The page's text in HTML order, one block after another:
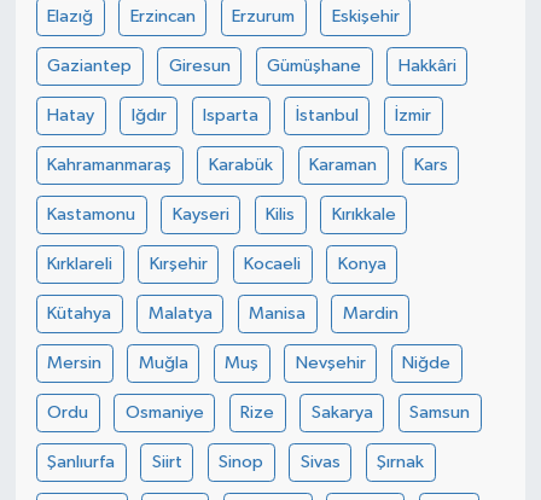
Elazığ Erzincan Erzurum Eskişehir
Gaziantep Giresun Gümüşhane Hakkâri
Hatay Iğdır Isparta İstanbul İzmir
Kahramanmaraş Karabük Karaman Kars
Kastamonu Kayseri Kilis Kırıkkale
Kırklareli Kırşehir Kocaeli Konya
Kütahya Malatya Manisa Mardin
Mersin Muğla Muş Nevşehir Niğde
Ordu Osmaniye Rize Sakarya Samsun
Şanlıurfa Siirt Sinop Sivas Şırnak
KÜLTÜR-SANAT
MAGAZİN
MANŞET
Manyas
OLAY
OTOMOTİV
Resmi İlanlar
SAĞLIK